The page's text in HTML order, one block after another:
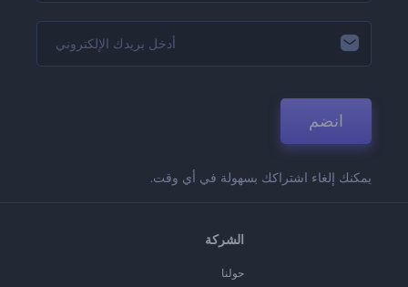
انضم
يمكنك إلغاء اشتراكك بسهولة في أي وقت.
الشركة
حولنا